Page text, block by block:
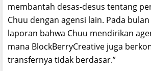
membantah desas-desus tentang
Chuu dengan agensi lain. Pada
laporan bahwa Chuu mendirikan
mana BlockBerryCreative juga
transfernya tidak berdasar.”